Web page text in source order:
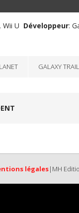
Wii U Développeur:
GALAXY TRAIL
légales|MH